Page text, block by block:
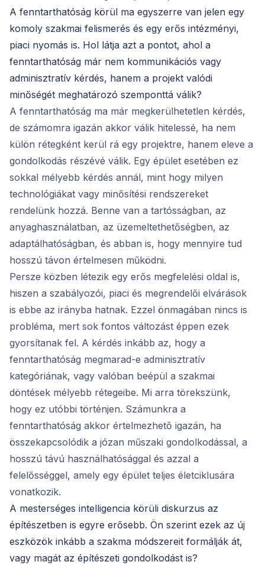
A fenntarthatóság körül ma egyszerre van jelen egy
komoly szakmai felismerés és egy erős intézményi,
piaci nyomás is. Hol látja azt a pontot, ahol a
fenntarthatóság már nem kommunikációs vagy
adminisztratív kérdés, hanem a projekt valódi
minőségét meghatározó szemponttá válik?
A fenntarthatóság ma már megkerülhetetlen kérdés,
de számomra igazán akkor válik hitelessé, ha nem
külön rétegként kerül rá egy projektre, hanem eleve a
gondolkodás részévé válik. Egy épület esetében ez
sokkal mélyebb kérdés annál, mint hogy milyen
technológiákat vagy minősítési rendszereket
rendelünk hozzá. Benne van a tartósságban, az
anyaghasználatban, az üzemeltethetőségben, az
adaptálhatóságban, és abban is, hogy mennyire tud
hosszú távon értelmesen működni.
Persze közben létezik egy erős megfelelési oldal is,
hiszen a szabályozói, piaci és megrendelői elvárások
is ebbe az irányba hatnak. Ezzel önmagában nincs is
probléma, mert sok fontos változást éppen ezek
gyorsítanak fel. A kérdés inkább az, hogy a
fenntarthatóság megmarad-e adminisztratív
kategóriának, vagy valóban beépül a szakmai
döntések mélyebb rétegeibe. Mi arra törekszünk,
hogy ez utóbbi történjen. Számunkra a
fenntarthatóság akkor értelmezhető igazán, ha
összekapcsolódik a józan műszaki gondolkodással, a
hosszú távú használhatósággal és azzal a
felelősséggel, amely egy épület teljes életciklusára
vonatkozik.
A mesterséges intelligencia körüli diskurzus az
építészetben is egyre erősebb. Ön szerint ezek az új
eszközök inkább a szakma módszereit formálják át,
vagy magát az építészeti gondolkodást is?